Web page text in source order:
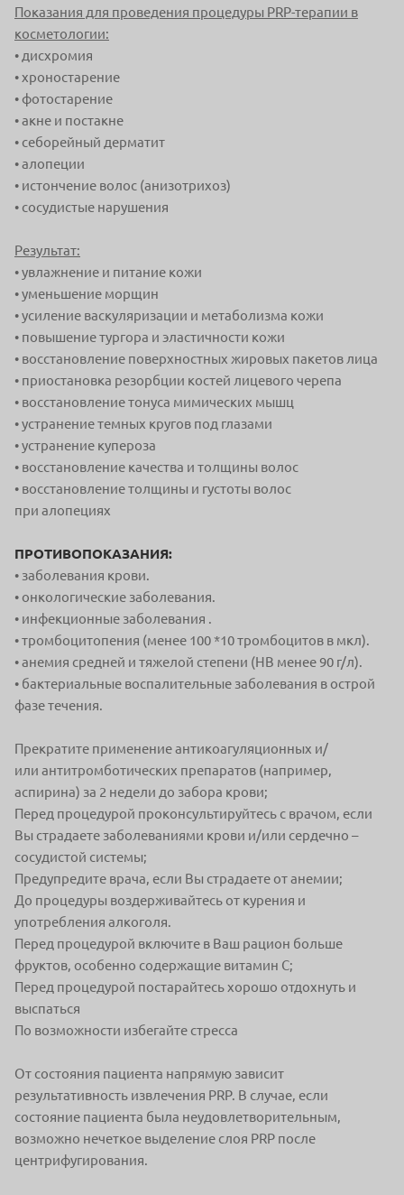
Показания для проведения процедуры PRP-терапии в
косметологии:
• дисхромия
• хроностарение
• фотостарение
• акне и постакне
• себорейный дерматит
• алопеции
• истончение волос (анизотрихоз)
• сосудистые нарушения
Результат:
• увлажнение и питание кожи
• уменьшение морщин
• усиление васкуляризации и метаболизма кожи
• повышение тургора и эластичности кожи
• восстановление поверхностных жировых пакетов лица
• приостановка резорбции костей лицевого черепа
• восстановление тонуса мимических мышц
• устранение темных кругов под глазами
• устранение купероза
• восстановление качества и толщины волос
• восстановление толщины и густоты волос
при алопециях
ПРОТИВОПОКАЗАНИЯ:
• заболевания крови.
• онкологические заболевания.
• инфекционные заболевания .
• тромбоцитопения (менее 100 *10 тромбоцитов в мкл).
• анемия средней и тяжелой степени (HB менее 90 г/л).
• бактериальные воспалительные заболевания в острой
фазе течения.
Прекратите применение антикоагуляционных и/
или антитромботических препаратов (например,
аспирина) за 2 недели до забора крови;
Перед процедурой проконсультируйтесь с врачом, если
Вы страдаете заболеваниями крови и/или сердечно –
сосудистой системы;
Предупредите врача, если Вы страдаете от анемии;
До процедуры воздерживайтесь от курения и
употребления алкоголя.
Перед процедурой включите в Ваш рацион больше
фруктов, особенно содержащие витамин С;
Перед процедурой постарайтесь хорошо отдохнуть и
выспаться
По возможности избегайте стресса
От состояния пациента напрямую зависит
результативность извлечения PRP. В случае, если
состояние пациента была неудовлетворительным,
возможно нечеткое выделение слоя PRP после
центрифугирования.